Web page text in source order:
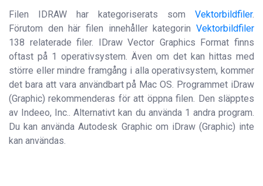
Filen IDRAW har kategoriserats som Vektorbildfiler.
Förutom den här filen innehåller kategorin Vektorbildfiler
138 relaterade filer. IDraw Vector Graphics Format finns
oftast på 1 operativsystem. Även om det kan hittas med
större eller mindre framgång i alla operativsystem, kommer
det bara att vara användbart på Mac OS. Programmet iDraw
(Graphic) rekommenderas för att öppna filen. Den släpptes
av Indeeo, Inc.. Alternativt kan du använda 1 andra program.
Du kan använda Autodesk Graphic om iDraw (Graphic) inte
kan användas.